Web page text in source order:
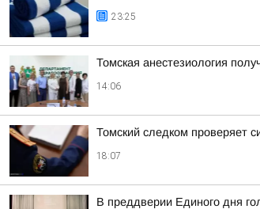
23:25
Томская анестезиология
14:06
Томский следком проверяет
18:07
В преддверии Единого дня